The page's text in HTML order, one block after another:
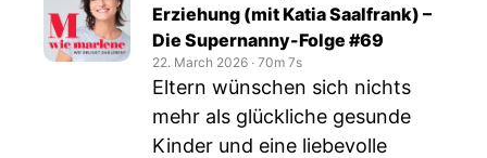
Erziehung (mit Katia Saalfrank) –
Die Supernanny-Folge #69
22. March 2026 ‧ 70m 7s
Eltern wünschen sich nichts
mehr als glückliche gesunde
Kinder und eine liebevolle